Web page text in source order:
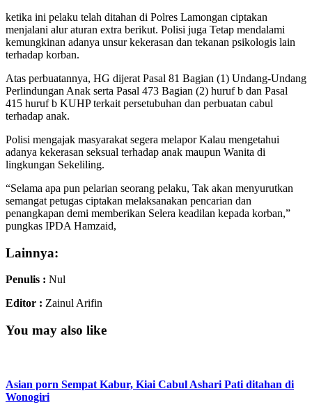
ketika ini pelaku telah ditahan di Polres Lamongan ciptakan
menjalani alur aturan extra berikut. Polisi juga Tetap mendalami
kemungkinan adanya unsur kekerasan dan tekanan psikologis lain
terhadap korban.
Atas perbuatannya, HG dijerat Pasal 81 Bagian (1) Undang-Undang
Perlindungan Anak serta Pasal 473 Bagian (2) huruf b dan Pasal
415 huruf b KUHP terkait persetubuhan dan perbuatan cabul
terhadap anak.
Polisi mengajak masyarakat segera melapor Kalau mengetahui
adanya kekerasan seksual terhadap anak maupun Wanita di
lingkungan Sekeliling.
“Selama apa pun pelarian seorang pelaku, Tak akan menyurutkan
semangat petugas ciptakan melaksanakan pencarian dan
penangkapan demi memberikan Selera keadilan kepada korban,”
pungkas IPDA Hamzaid,
Lainnya:
Penulis : Nul
Editor : Zainul Arifin
You may also like
Asian porn Sempat Kabur, Kiai Cabul Ashari Pati ditahan di
Wonogiri